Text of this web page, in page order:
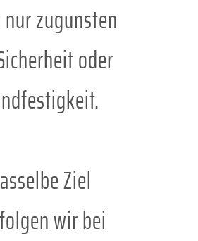
zugunsten
oder
Ziel
wir bei